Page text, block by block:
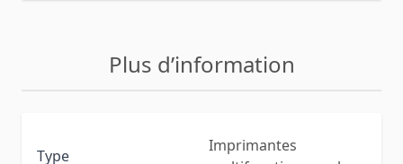
Plus d’information
Type
Imprimantes